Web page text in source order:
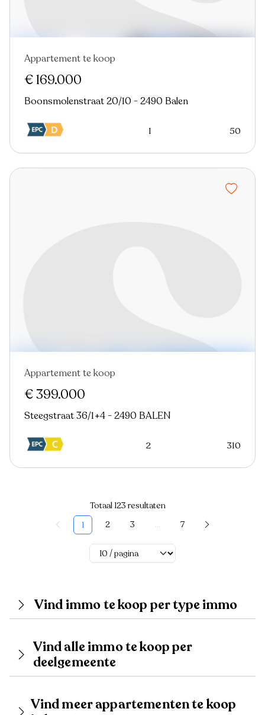
Appartement te koop
€ 169.000
Boonsmolenstraat 20/10 - 2490 Balen
1 50
Appartement te koop
€ 399.000
Steegstraat 36/1+4 - 2490 BALEN
2 310
Totaal 123 resultaten
1
2 3 ... 7
Vind immo te koop per type immo
Vind alle immo te koop per
deelgemeente
Vind meer appartementen te koop